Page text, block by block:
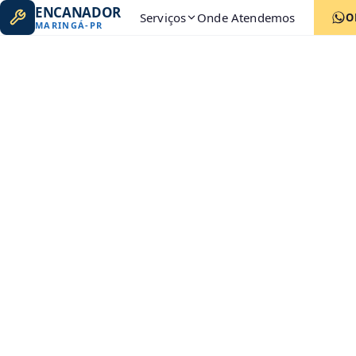
ENCANADOR
MARINGÁ- PR Serviços Onde Atendemos